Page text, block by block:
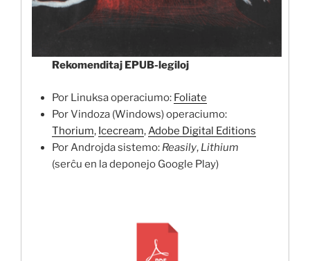
Rekomenditaj EPUB-legiloj
Por Linuksa operaciumo: Foliate
Por Vindoza (Windows) operaciumo:
Thorium, Icecream, Adobe Digital Editions
Por Androjda sistemo: Reasily, Lithium
(serĉu en la deponejo Google Play)